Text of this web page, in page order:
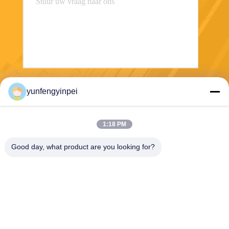
yunfengyinpei
1:18 PM
Good day, what product are you looking for?